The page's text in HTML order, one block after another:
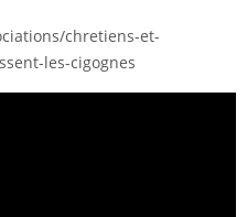
chretiens-et-
les-cigognes